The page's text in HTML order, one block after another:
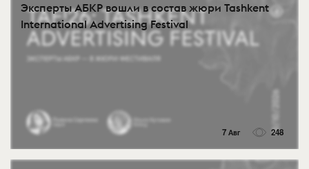
Эксперты АБКР вошли в состав жюри Tashkent
International Advertising Festival
7 Авг 248